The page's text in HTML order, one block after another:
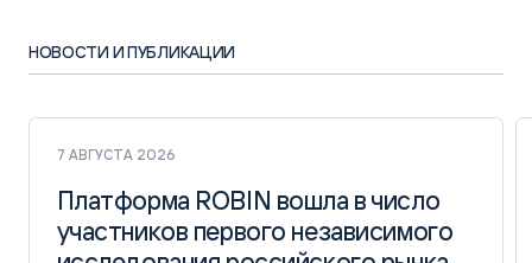
НОВОСТИ И ПУБЛИКАЦИИ
7 АВГУСТА 2026
Платформа ROBIN вошла в число
участников первого независимого
Платформа ROBIN вошла в число
участников первого независимого